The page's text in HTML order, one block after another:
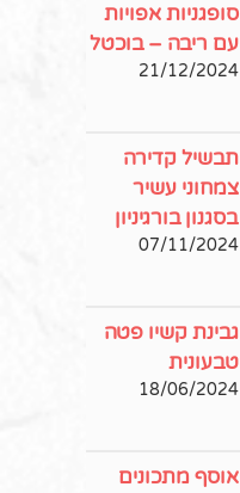
סופגניות אפויות
עם ריבה – בוכטל
21/12/2024
תבשיל קדירה
צמחוני עשיר
בסגנון בורגיניון
07/11/2024
גבינת קשיו פטה
טבעונית
18/06/2024
אוסף מתכונים